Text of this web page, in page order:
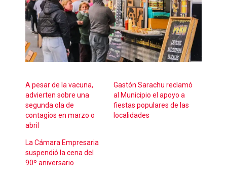
A pesar de la vacuna,
advierten sobre una
segunda ola de
contagios en marzo o
abril
Gastón Sarachu reclamó
al Municipio el apoyo a
fiestas populares de las
localidades
La Cámara Empresaria
suspendió la cena del
90º aniversario